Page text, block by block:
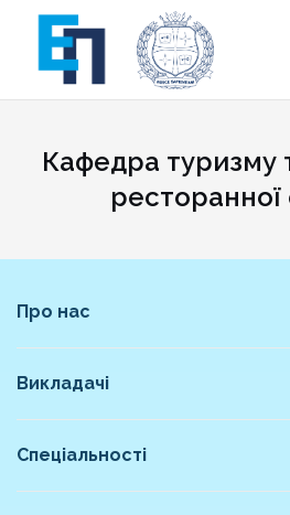
content
Кафедра туризму
Про нас
Викладачі
Спеціальності